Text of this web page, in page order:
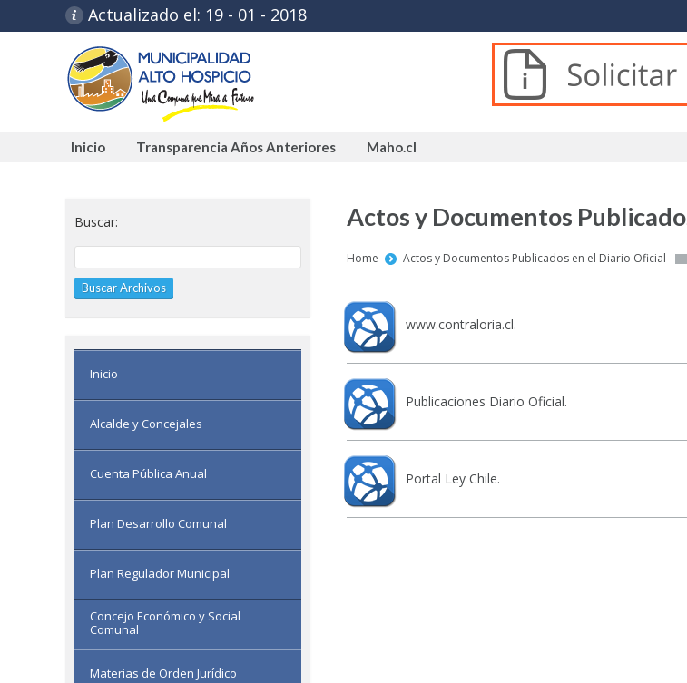
Actualizado el: 19 - 01 - 2018
Inicio Transparencia Años Anteriores Maho.cl
Actos y Documentos
You are here:
Home Actos y Documentos Publicados en el Diario Oficial
www.contraloria.cl.
Publicaciones Diario Oficial.
Portal Ley Chile.
Buscar:
Inicio
Alcalde y Concejales
Cuenta Pública Anual
Plan Desarrollo Comunal
Plan Regulador Municipal
Concejo Económico y Social
Comunal
Materias de Orden Jurídico